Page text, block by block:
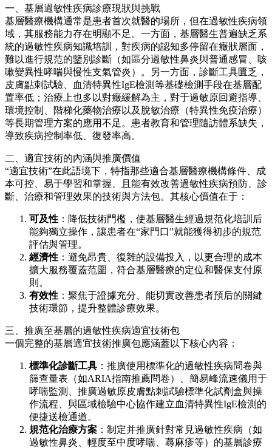
一、基層過敏性疾病診療現狀與挑戰
基層醫療機構通常是患者首次就醫的場所，但在過敏性疾病領
域，其服務能力存在明顯不足。一方面，基層醫生普遍缺乏系
統的過敏性疾病知識培訓，對疾病的認知多停留在癥狀層面，
難以進行規范的鑒別診斷（如區分過敏性鼻炎與普通感冒、咳
嗽變異性哮喘與慢性支氣管炎）。另一方面，診斷工具匱乏，
皮膚點刺試驗、血清特異性IgE檢測等基礎檢測手段在基層配
置率低；治療上也多以對癥緩解為主，對于過敏原回避指導、
環境控制、階梯化藥物治療以及脫敏治療（特異性免疫治療）
等長期管理方案的應用不足。患者教育和管理隨訪體系缺失，
導致疾病控制率低、復發率高。
二、適宜技術的內涵與推廣價值
“適宜技術”在此語境下，特指那些適合基層醫療機構條件、成
本可控、易于學習和掌握、且能有效改善過敏性疾病預防、診
斷、治療和管理效果的技術與方法包。其核心價值在于：
可及性 ：降低技術門檻，使基層醫生經過規范化培訓后
能夠獨立操作，讓患者在“家門口”就能獲得初步的規范
評估與管理。
經濟性 ：避免昂貴、復雜的設備投入，以更合理的成本
擴大服務覆蓋范圍，符合基層醫療的定位和醫保支付原
則。
有效性 ：聚焦于證據充分、能切實改善患者預后的關鍵
技術環節，提升整體診療效果。
三、推廣至基層的過敏性疾病適宜技術包
一個完整的基層適宜技術推廣包應涵蓋以下核心內容：
標準化診斷工具 ：推廣使用標準化的過敏性疾病問卷與
篩查量表（如ARIA指南推薦問卷）、簡易峰流速儀用于
哮喘監測、推廣過敏原皮膚點刺試驗標準化試劑盒與操
作流程、與區域檢驗中心協作建立血清特異性IgE檢測的
便捷送檢通道。
規范化治療方案 ：制定并推廣針對常見過敏性疾病（如
過敏性鼻炎、輕度至中度哮喘、蕁麻疹等）的基層診療